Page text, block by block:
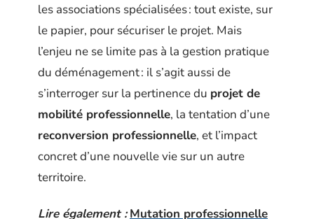
les associations spécialisées : tout existe, sur
le papier, pour sécuriser le projet. Mais
l’enjeu ne se limite pas à la gestion pratique
du déménagement : il s’agit aussi de
s’interroger sur la pertinence du projet de
mobilité professionnelle, la tentation d’une
reconversion professionnelle, et l’impact
concret d’une nouvelle vie sur un autre
territoire.
Lire également : Mutation professionnelle